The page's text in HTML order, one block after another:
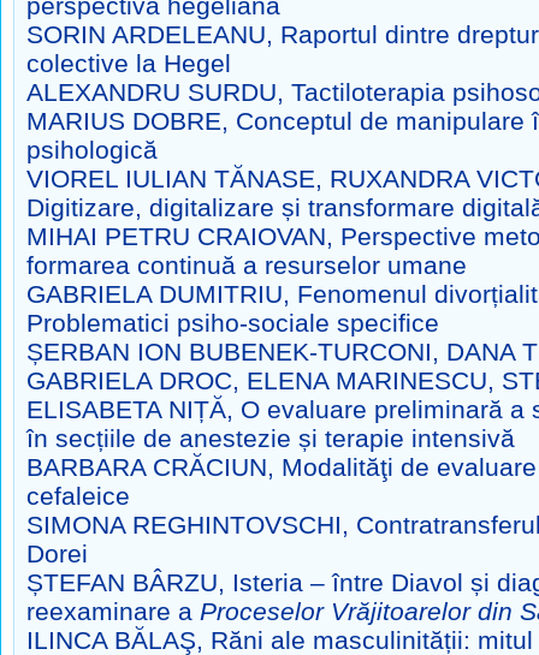
SORIN ARDELEANU, Raportul dintre
colective la Hegel
ALEXANDRU SURDU, Tactiloterapia
MARIUS DOBRE, Conceptul de manipulare
psihologică
VIOREL IULIAN TĂNASE, RUXANDRA
Digitizare, digitalizare și transformare
MIHAI PETRU CRAIOVAN, Perspective
formarea continuă a resurselor umane
GABRIELA DUMITRIU, Fenomenul
Problematici psiho-sociale specifice
ȘERBAN ION BUBENEK-TURCONI, DANA
GABRIELA DROC, ELENA MARINESCU,
ELISABETA NIȚĂ, O evaluare preliminară a
în secțiile de anestezie și terapie intensivă
BARBARA CRĂCIUN, Modalităţi de
cefaleice
SIMONA REGHINTOVSCHI,
Dorei
ȘTEFAN BÂRZU, Isteria – între Diavol și
reexaminare a Proceselor Vrăjitoarelor din
ILINCA BĂLAŞ, Răni ale masculinității: